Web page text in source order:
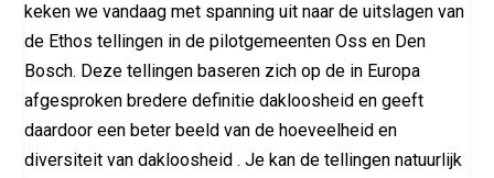
keken we vandaag met spanning uit naar de uitslagen van
de Ethos tellingen in de pilotgemeenten Oss en Den
Bosch. Deze tellingen baseren zich op de in Europa
afgesproken bredere definitie dakloosheid en geeft
daardoor een beter beeld van de hoeveelheid en
diversiteit van dakloosheid . Je kan de tellingen natuurlijk